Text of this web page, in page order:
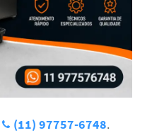
(11) 97757-6748.